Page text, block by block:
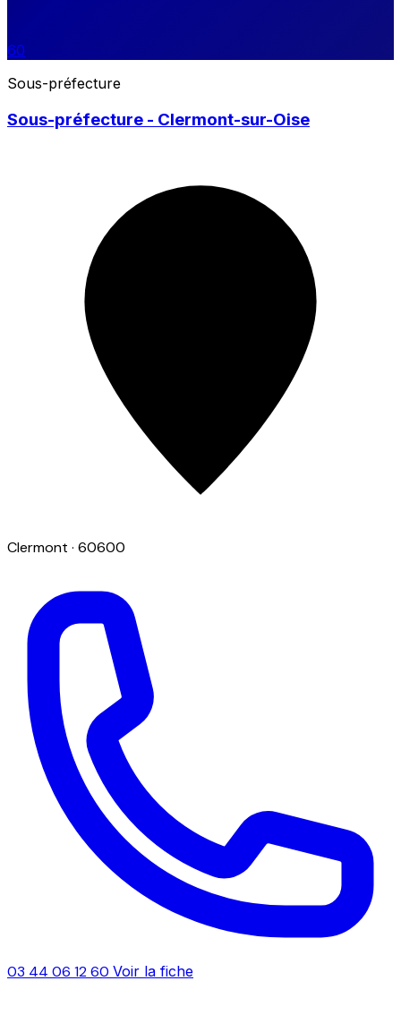
60
Sous-préfecture
Sous-préfecture - Clermont-sur-Oise
Clermont · 60600
03 44 06 12 60 Voir la fiche